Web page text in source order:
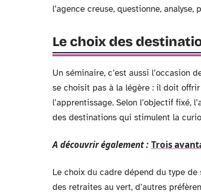
l’agence creuse, questionne,
Le choix des
Un séminaire, c’est aussi l’occasion
se choisit pas à la légère : il doit
l’apprentissage. Selon l’objectif fixé,
des destinations qui stimulent la
A découvrir également : Trois
Le choix du cadre dépend du type
des retraites au vert, d’autres